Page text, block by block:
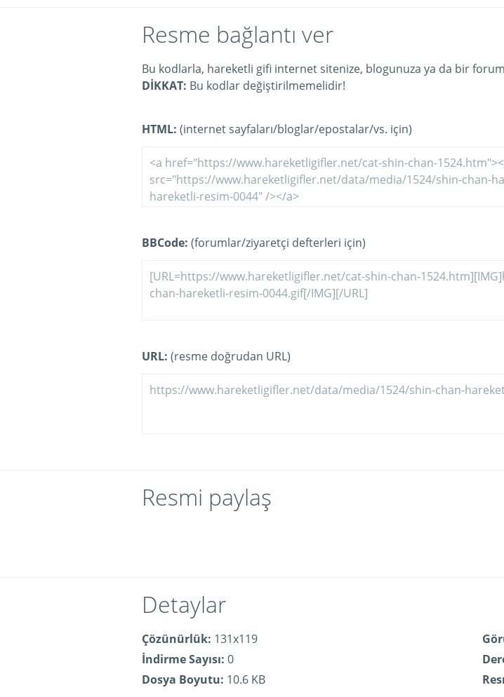
Resme bağlantı ver
Bu kodlarla, hareketli gifi internet sitenize, blogunuza ya da bir
DİKKAT: Bu kodlar değiştirilmemelidir!
HTML: (internet sayfaları/bloglar/epostalar/vs. için)
BBCode: (forumlar/ziyaretçi defterleri için)
URL: (resme doğrudan URL)
Resmi paylaş
Detaylar
Çözünürlük: 131x119
İndirme Sayısı: 0
Dosya Boyutu: 10.6 KB